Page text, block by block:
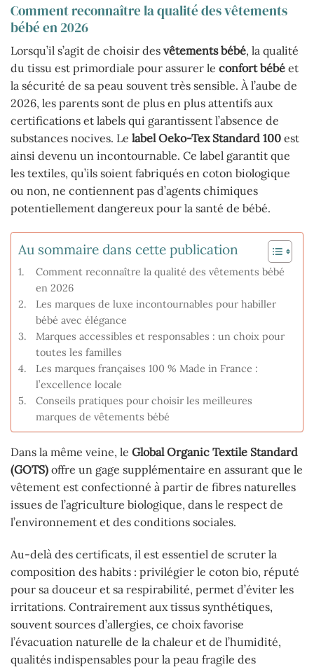
Comment reconnaître la qualité des vêtements
bébé en 2026
Lorsqu’il s’agit de choisir des vêtements bébé, la qualité
du tissu est primordiale pour assurer le confort bébé et
la sécurité de sa peau souvent très sensible. À l’aube de
2026, les parents sont de plus en plus attentifs aux
certifications et labels qui garantissent l’absence de
substances nocives. Le label Oeko-Tex Standard 100 est
ainsi devenu un incontournable. Ce label garantit que
les textiles, qu’ils soient fabriqués en coton biologique
ou non, ne contiennent pas d’agents chimiques
potentiellement dangereux pour la santé de bébé.
Au sommaire dans cette publication
Comment reconnaître la qualité des vêtements bébé
en 2026
Les marques de luxe incontournables pour habiller
bébé avec élégance
Marques accessibles et responsables : un choix pour
toutes les familles
Les marques françaises 100 % Made in France :
l’excellence locale
Conseils pratiques pour choisir les meilleures
marques de vêtements bébé
Dans la même veine, le Global Organic Textile Standard
(GOTS) offre un gage supplémentaire en assurant que le
vêtement est confectionné à partir de fibres naturelles
issues de l’agriculture biologique, dans le respect de
l’environnement et des conditions sociales.
Au-delà des certificats, il est essentiel de scruter la
composition des habits : privilégier le coton bio, réputé
pour sa douceur et sa respirabilité, permet d’éviter les
irritations. Contrairement aux tissus synthétiques,
souvent sources d’allergies, ce choix favorise
l’évacuation naturelle de la chaleur et de l’humidité,
qualités indispensables pour la peau fragile des